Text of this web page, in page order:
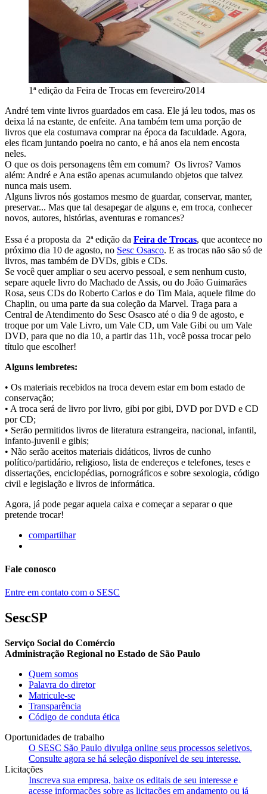
1ª edição da Feira de Trocas em fevereiro/2014
André tem vinte livros guardados em casa. Ele já leu todos, mas os
deixa lá na estante, de enfeite. Ana também tem uma porção de
livros que ela costumava comprar na época da faculdade. Agora,
eles ficam juntando poeira no canto, e há anos ela nem encosta
neles.
O que os dois personagens têm em comum? Os livros? Vamos
além: André e Ana estão apenas acumulando objetos que talvez
nunca mais usem.
Alguns livros nós gostamos mesmo de guardar, conservar, manter,
preservar... Mas que tal desapegar de alguns e, em troca, conhecer
novos, autores, histórias, aventuras e romances?
Essa é a proposta da 2ª edição da Feira de Trocas, que acontece no
próximo dia 10 de agosto, no Sesc Osasco. E as trocas não são só de
livros, mas também de DVDs, gibis e CDs.
Se você quer ampliar o seu acervo pessoal, e sem nenhum custo,
separe aquele livro do Machado de Assis, ou do João Guimarães
Rosa, seus CDs do Roberto Carlos e do Tim Maia, aquele filme do
Chaplin, ou uma parte da sua coleção da Marvel. Traga para a
Central de Atendimento do Sesc Osasco até o dia 9 de agosto, e
troque por um Vale Livro, um Vale CD, um Vale Gibi ou um Vale
DVD, para que no dia 10, a partir das 11h, você possa trocar pelo
título que escolher!
Alguns lembretes:
• Os materiais recebidos na troca devem estar em bom estado de
conservação;
• A troca será de livro por livro, gibi por gibi, DVD por DVD e CD
por CD;
• Serão permitidos livros de literatura estrangeira, nacional, infantil,
infanto-juvenil e gibis;
• Não serão aceitos materiais didáticos, livros de cunho
político/partidário, religioso, lista de endereços e telefones, teses e
dissertações, enciclopédias, pornográficos e sobre sexologia, código
civil e legislação e livros de informática.
Agora, já pode pegar aquela caixa e começar a separar o que
pretende trocar!
compartilhar
Fale conosco
Entre em contato com o SESC
SescSP
Serviço Social do Comércio
Administração Regional no Estado de São Paulo
Quem somos
Palavra do diretor
Matricule-se
Transparência
Código de conduta ética
Oportunidades de trabalho
O SESC São Paulo divulga online seus processos seletivos.
Consulte agora se há seleção disponível de seu interesse.
Licitações
Inscreva sua empresa, baixe os editais de seu interesse e
acesse informações sobre as licitações em andamento ou já